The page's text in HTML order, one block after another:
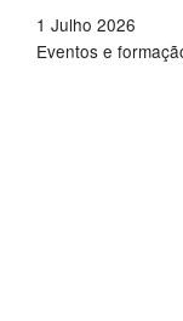
1 Julho 2026
Eventos e